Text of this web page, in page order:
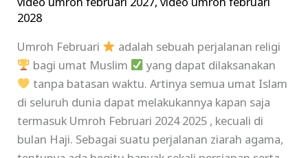
video umroh februari 2027,video umroh februari
2028
Umroh Februari
adalah sebuah perjalanan religi
bagi umat Muslim
yang dapat dilaksanakan
tanpa batasan waktu. Artinya semua umat Islam
di seluruh dunia dapat melakukannya kapan saja
termasuk Umroh Februari 2024 2025 , kecuali di
bulan Haji. Sebagai suatu perjalanan ziarah agama,